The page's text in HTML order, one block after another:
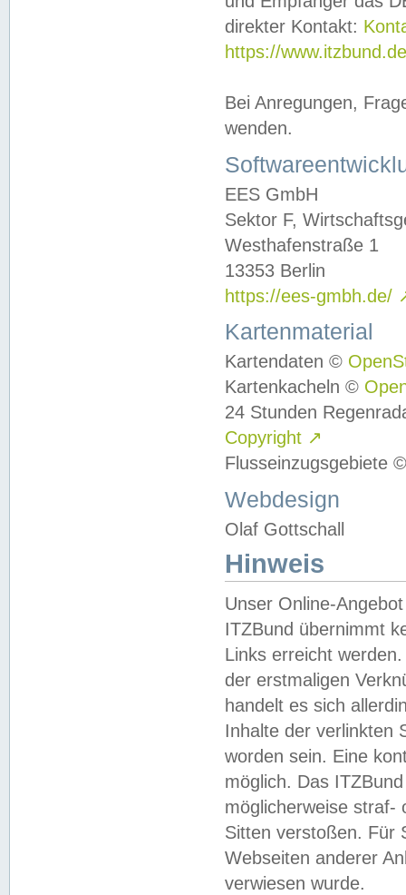
direkter Kontakt:
https://
Bei Anregungen,
wenden.
EES GmbH
Sektor F,
Westhafenstraße 1
13353 Berlin
https://ees-gmbh.de/
Kartenmaterial
Kartendaten ©
Kartenkacheln ©
24 Stunden
Copyright ↗
Flusseinzugsgebiete
Webdesign
Olaf Gottschall
Hinweis
Unser Online-
ITZBund übernimmt
Links erreicht
der erstmaligen
handelt es sich
Inhalte der verlinkten
worden sein. Eine
möglich. Das
möglicherweise straf-
Sitten verstoßen. Für
Webseiten anderer
verwiesen wurde.